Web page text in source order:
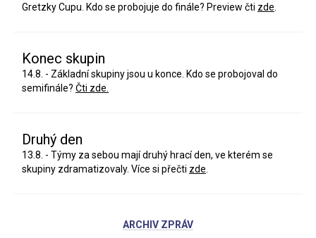
Gretzky Cupu. Kdo se probojuje do finále? Preview čti zde
Konec skupin
14.8. - Základní skupiny jsou u konce. Kdo se probojoval do
semifinále? Čti zde.
Druhý den
13.8. - Týmy za sebou mají druhý hrací den, ve kterém se
skupiny zdramatizovaly. Více si přečti zde
ARCHIV ZPRÁV